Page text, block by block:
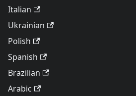
Italian
Ukrainian
Polish
Spanish
Brazilian
Arabic